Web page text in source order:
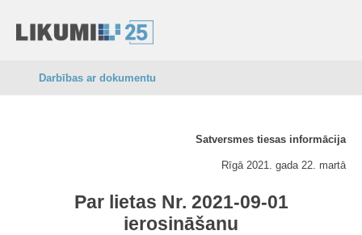
Darbības ar dokumentu
Satversmes tiesas informācija
Rīgā 2021. gada 22. martā
Par lietas Nr. 2021-09-01
ierosināšanu